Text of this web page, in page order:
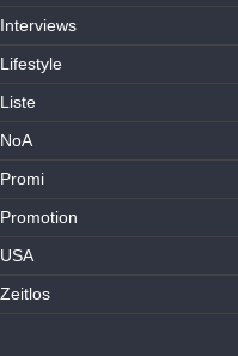
Interviews
Lifestyle
Liste
NoA
Promi
Promotion
USA
Zeitlos